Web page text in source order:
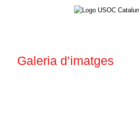
Galeria d’imatges